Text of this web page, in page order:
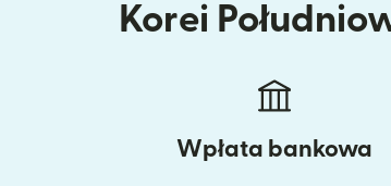
Korei
Wpłata bankowa